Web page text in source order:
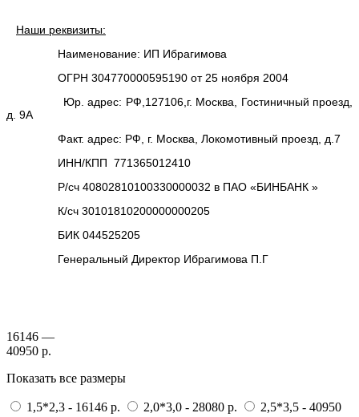
Наши реквизиты:
Наименование: ИП Ибрагимова
ОГРН 304770000595190 от 25 ноября 2004
Юр. адрес: РФ,127106,г. Москва, Гостиничный проезд,
д. 9А
Факт. адрес: РФ, г. Москва, Локомотивный проезд, д.7
ИНН/КПП 771365012410
Р/сч 40802810100330000032 в ПАО «БИНБАНК »
К/сч 30101810200000000205
БИК 044525205
Генеральный Директор Ибрагимова П.Г
16146 —
40950 р.
Показать все размеры
1,5*2,3 - 16146 р. 2,0*3,0 - 28080 р.
2,5*3,5 - 40950